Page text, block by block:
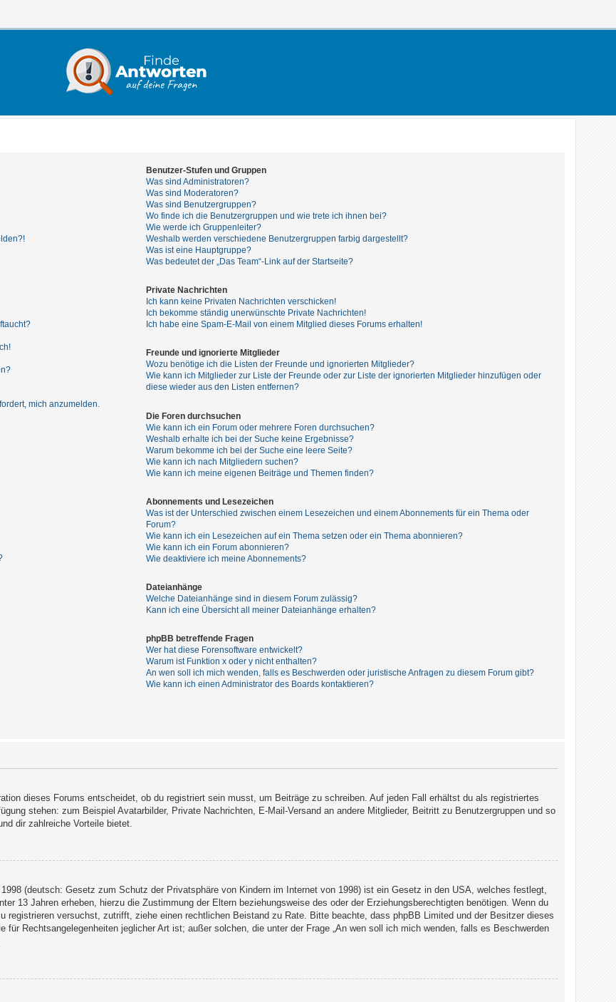
mich anzumelden.
Benutzer-Stufen und Gruppen
Was sind Administratoren?
Was sind Moderatoren?
Was sind Benutzergruppen?
Wo finde ich die Benutzergruppen und wie trete ich ihnen bei?
Wie werde ich Gruppenleiter?
Weshalb werden verschiedene Benutzergruppen farbig dargestellt?
Was ist eine Hauptgruppe?
Was bedeutet der „Das Team“-Link auf der Startseite?
Private Nachrichten
Ich kann keine Privaten Nachrichten verschicken!
Ich bekomme ständig unerwünschte Private Nachrichten!
Ich habe eine Spam-E-Mail von einem Mitglied dieses Forums erhalten!
Freunde und ignorierte Mitglieder
Wozu benötige ich die Listen der Freunde und ignorierten Mitglieder?
Wie kann ich Mitglieder zur Liste der Freunde oder zur Liste der ignorierten Mitglieder hinzufügen oder
diese wieder aus den Listen entfernen?
Die Foren durchsuchen
Wie kann ich ein Forum oder mehrere Foren durchsuchen?
Weshalb erhalte ich bei der Suche keine Ergebnisse?
Warum bekomme ich bei der Suche eine leere Seite?
Wie kann ich nach Mitgliedern suchen?
Wie kann ich meine eigenen Beiträge und Themen finden?
Abonnements und Lesezeichen
Was ist der Unterschied zwischen einem Lesezeichen und einem Abonnements für ein Thema oder
Forum?
Wie kann ich ein Lesezeichen auf ein Thema setzen oder ein Thema abonnieren?
Wie kann ich ein Forum abonnieren?
Wie deaktiviere ich meine Abonnements?
Dateianhänge
Welche Dateianhänge sind in diesem Forum zulässig?
Kann ich eine Übersicht all meiner Dateianhänge erhalten?
phpBB betreffende Fragen
Wer hat diese Forensoftware entwickelt?
Warum ist Funktion x oder y nicht enthalten?
An wen soll ich mich wenden, falls es Beschwerden oder juristische Anfragen zu diesem Forum gibt?
Wie kann ich einen Administrator des Boards kontaktieren?
dieses Forums entscheidet, ob du registriert sein musst, um Beiträge zu schreiben. Auf jeden Fall erhältst du als registriertes
stehen: zum Beispiel Avatarbilder, Private Nachrichten, E-Mail-Versand an andere Mitglieder, Beitritt zu Benutzergruppen und so
dir zahlreiche Vorteile bietet.
(deutsch: Gesetz zum Schutz der Privatsphäre von Kindern im Internet von 1998) ist ein Gesetz in den USA, welches festlegt,
13 Jahren erheben, hierzu die Zustimmung der Eltern beziehungsweise des oder der Erziehungsberechtigten benötigen. Wenn du
registrieren versuchst, zutrifft, ziehe einen rechtlichen Beistand zu Rate. Bitte beachte, dass phpBB Limited und der Besitzer dieses
für Rechtsangelegenheiten jeglicher Art ist; außer solchen, die unter der Frage „An wen soll ich mich wenden, falls es Beschwerden